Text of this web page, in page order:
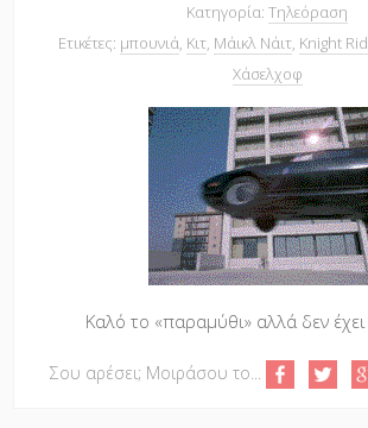
Κατηγορία: Τηλεόραση
Ετικέτες: μπουνιά, Κιτ, Μάικλ Νάιτ, Knight
Χάσελχοφ
Καλό το «παραμύθι» αλλά δεν
Σου αρέσει; Μοιράσου το...